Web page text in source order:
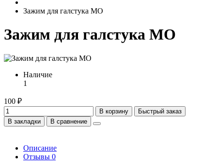
Зажим для галстука МО
Зажим для галстука МО
Наличие
1
100 ₽
В корзину
Быстрый заказ
В закладки
В сравнение
Описание
Отзывы 0